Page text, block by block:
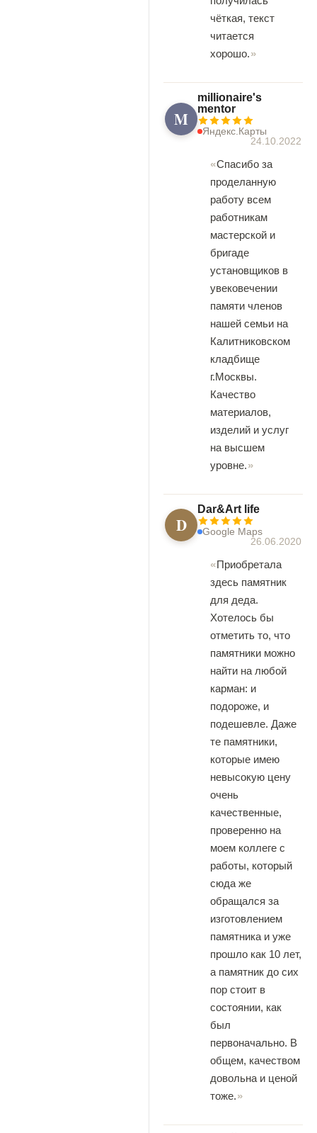
чёткая, текст
читается
хорошо.
M
millionaire's
mentor
Яндекс.Карты
24.10.2022
Спасибо за
проделанную
работу всем
работникам
мастерской и
бригаде
установщиков в
увековечении
памяти членов
нашей семьи на
Калитниковском
кладбище
г.Москвы.
Качество
материалов,
изделий и услуг
на высшем
уровне.
D
Dar&Art life
Google Maps
26.06.2020
Приобретала
здесь памятник
для деда.
Хотелось бы
отметить то, что
памятники можно
найти на любой
карман: и
подороже, и
подешевле. Даже
те памятники,
которые имею
невысокую цену
очень
качественные,
проверенно на
моем коллеге с
работы, который
сюда же
обращался за
изготовлением
памятника и уже
прошло как 10 лет,
а памятник до сих
пор стоит в
состоянии, как
был
первоначально. В
общем, качеством
довольна и ценой
тоже.